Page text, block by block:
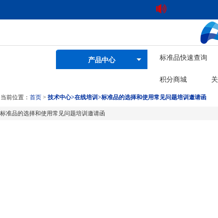
产品中心 标准品快速查询
积分商城
当前位置： 首页 > 技术中心>在线培训 >标准品的选择和使用常见问题培训邀请函
标准品的选择和使用常见问题培训邀请函